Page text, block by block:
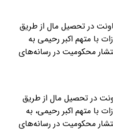
در تحصیل مال از طریق
با متهم اکبر رحیمی به
انتشار محکومیت در رسانه‌های
در تحصیل مال از طریق
با متهم اکبر رحیمی، به
انتشار محکومیت در رسانه‌های